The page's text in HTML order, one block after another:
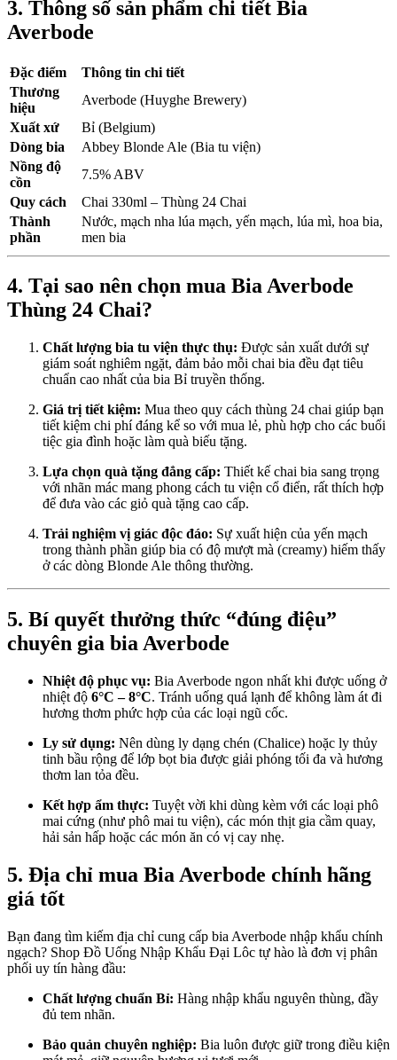
3. Thông số sản phẩm chi tiết Bia
Averbode
Đặc điểm
Thông tin chi tiết
Thương
hiệu
Averbode (Huyghe Brewery)
Xuất xứ
Bỉ (Belgium)
Dòng bia
Abbey Blonde Ale (Bia tu viện)
Nồng độ
cồn
7.5% ABV
Quy cách
Chai 330ml – Thùng 24 Chai
Thành
phần
Nước, mạch nha lúa mạch, yến mạch, lúa mì, hoa bia,
men bia
4. Tại sao nên chọn mua Bia Averbode
Thùng 24 Chai?
Chất lượng bia tu viện thực thụ: Được sản xuất dưới sự
giám soát nghiêm ngặt, đảm bảo mỗi chai bia đều đạt tiêu
chuẩn cao nhất của bia Bỉ truyền thống.
Giá trị tiết kiệm: Mua theo quy cách thùng 24 chai giúp bạn
tiết kiệm chi phí đáng kể so với mua lẻ, phù hợp cho các buổi
tiệc gia đình hoặc làm quà biếu tặng.
Lựa chọn quà tặng đẳng cấp: Thiết kế chai bia sang trọng
với nhãn mác mang phong cách tu viện cổ điển, rất thích hợp
để đưa vào các giỏ quà tặng cao cấp.
Trải nghiệm vị giác độc đáo: Sự xuất hiện của yến mạch
trong thành phần giúp bia có độ mượt mà (creamy) hiếm thấy
ở các dòng Blonde Ale thông thường.
5. Bí quyết thưởng thức “đúng điệu”
chuyên gia bia Averbode
Nhiệt độ phục vụ: Bia Averbode ngon nhất khi được uống ở
nhiệt độ 6°C – 8°C. Tránh uống quá lạnh để không làm át đi
hương thơm phức hợp của các loại ngũ cốc.
Ly sử dụng: Nên dùng ly dạng chén (Chalice) hoặc ly thủy
tinh bầu rộng để lớp bọt bia được giải phóng tối đa và hương
thơm lan tỏa đều.
Kết hợp ẩm thực: Tuyệt vời khi dùng kèm với các loại phô
mai cứng (như phô mai tu viện), các món thịt gia cầm quay,
hải sản hấp hoặc các món ăn có vị cay nhẹ.
5. Địa chỉ mua Bia Averbode chính hãng
giá tốt
Bạn đang tìm kiếm địa chỉ cung cấp bia Averbode nhập khẩu chính
ngạch? Shop Đồ Uống Nhập Khẩu Đại Lôc tự hào là đơn vị phân
phối uy tín hàng đầu:
Chất lượng chuẩn Bỉ: Hàng nhập khẩu nguyên thùng, đầy
đủ tem nhãn.
Bảo quản chuyên nghiệp: Bia luôn được giữ trong điều kiện